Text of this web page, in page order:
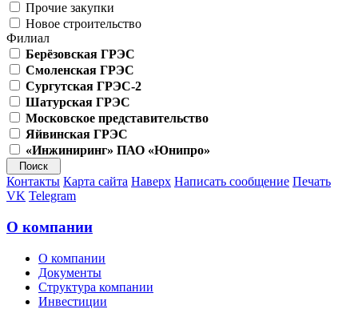
Прочие закупки
Новое строительство
Филиал
Берёзовская ГРЭС
Смоленская ГРЭС
Сургутская ГРЭС-2
Шатурская ГРЭС
Московское представительство
Яйвинская ГРЭС
«Инжиниринг» ПАО «Юнипро»
Контакты Карта сайта Наверх Написать сообщение Печать
VK Telegram
О компании
О компании
Документы
Структура компании
Инвестиции